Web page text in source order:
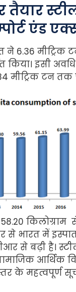
स्टील
एंड
ने 6.36 मीट्रिक
किया। इसी
मीट्रिक टन तक
58.20
से भारत में इस्पात
से बढ़ी है।
आर्थिक
के महत्वपूर्ण